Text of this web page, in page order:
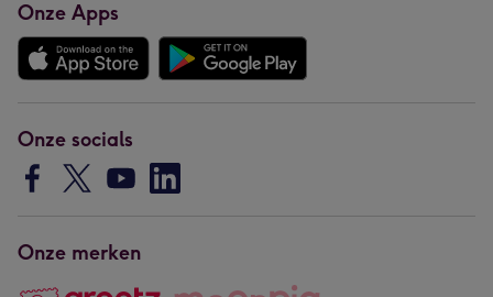
Onze Apps
Onze socials
Onze merken